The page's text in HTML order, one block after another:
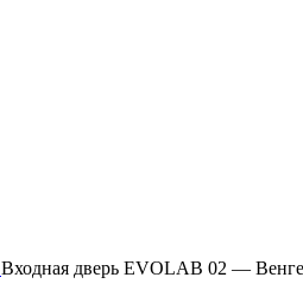
Входная дверь EVOLAB 02 —